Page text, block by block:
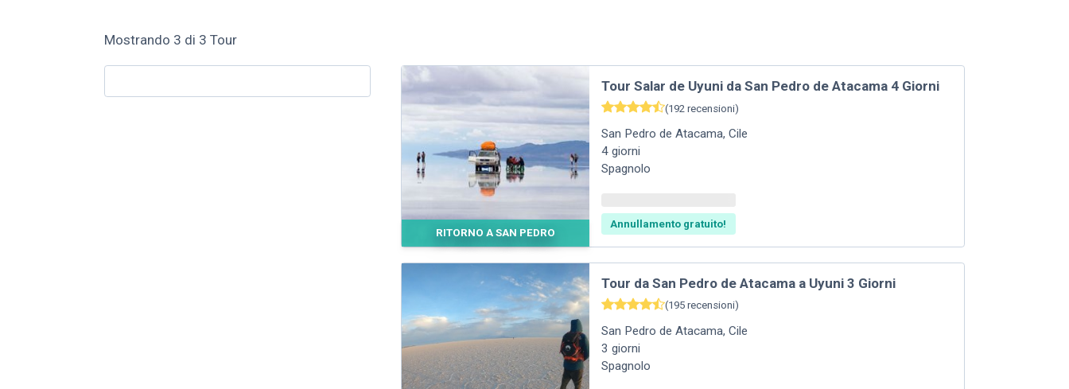
Mostrando 3 di 3 Tour
RITORNO A SAN PEDRO
Tour Salar de Uyuni da San Pedro de Atacama 4 Giorni
(192 recensioni)
San Pedro de Atacama,Cile
4 giorni
Spagnolo
Annullamento gratuito!
Tour da San Pedro de Atacama a Uyuni 3 Giorni
(195 recensioni)
San Pedro de Atacama,Cile
3 giorni
Spagnolo